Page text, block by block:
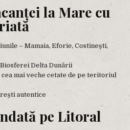
la Mare cu
– Mamaia, Eforie, Costinești,
Delta Dunării
mai veche cetate de pe teritoriul
autentice
pe Litoral